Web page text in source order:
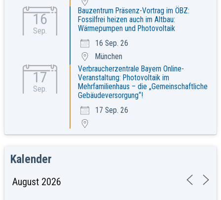
16
Sep.
Bauzentrum Präsenz-Vortrag im ÖBZ:
Fossilfrei heizen auch im Altbau:
Wärmepumpen und Photovoltaik
16 Sep. 26
München
17
Sep.
Verbraucherzentrale Bayern Online-
Veranstaltung: Photovoltaik im
Mehrfamilienhaus – die „Gemeinschaftliche
Gebäudeversorgung“!
17 Sep. 26
Kalender